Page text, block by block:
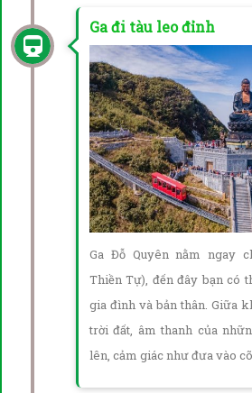
Ga đi tàu leo đỉnh
Ga Đỗ Quyên nằm ngay
Thiền Tự), đến đây bạn có
gia đình và bản thân. Giữa
trời đất, âm thanh của
lên, cảm giác như đưa vào